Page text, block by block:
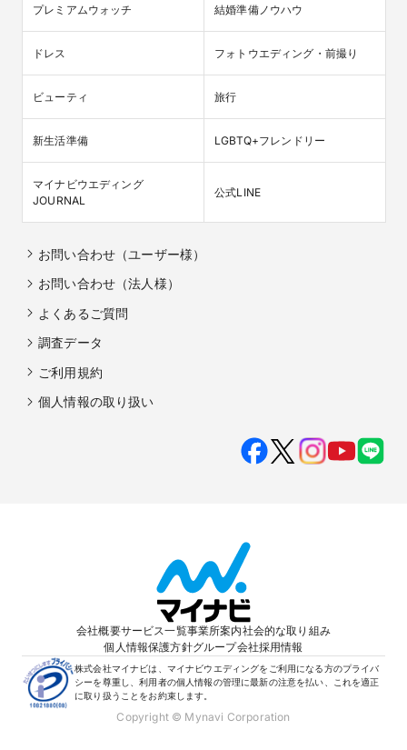
プレミアムウォッチ 結婚準備ノウハウ
ドレス フォトウエディング・前撮り
ビューティ 旅行
新生活準備 LGBTQ+フレンドリー
マイナビウエディング
JOURNAL
公式LINE
お問い合わせ（ユーザー様）
お問い合わせ（法人様）
よくあるご質問
調査データ
ご利用規約
個人情報の取り扱い
会社概要サービス一覧事業所案内社会的な取り組み
個人情報保護方針グループ会社採用情報
株式会社マイナビは、マイナビウエディングをご利用になる方のプライバ
シーを尊重し、利用者の個人情報の管理に最新の注意を払い、これを適正
に取り扱うことをお約束します。
Copyright © Mynavi Corporation